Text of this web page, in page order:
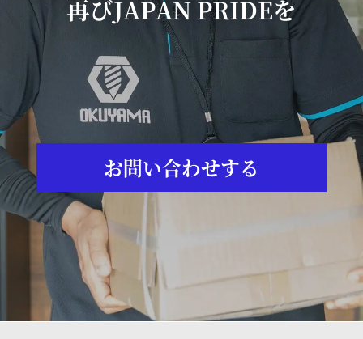
再びJAPAN PRIDEを
お問い合わせする